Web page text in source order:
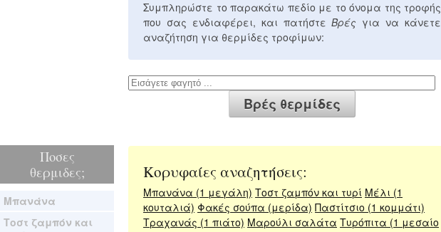
Ποσες
θερμιδες;
Μπανάνα
Τοστ ζαμπόν και
Συμπληρώστε το παρακάτω πεδίο με το όνομα της τροφής
που σας ενδιαφέρει, και πατήστεΒρές για να κάνετε
αναζήτηση για θερμίδες τροφίμων:
Κορυφαίες αναζητήσεις:
Μπανάνα (1 μεγάλη) Τοστ ζαμπόν και τυρί Μέλι (1
κουταλιά) Φακές σούπα (μερίδα) Παστίτσιο (1 κομμάτι)
Τραχανάς (1 πιάτο) Μαρούλι σαλάτα Τυρόπιτα (1 μεσαίο